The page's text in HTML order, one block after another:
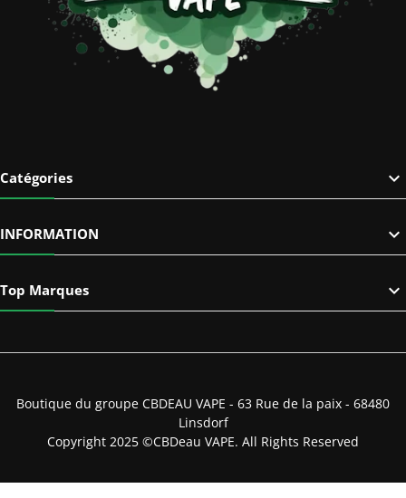
Catégories 
INFORMATION 
Top Marques 
Boutique du groupe CBDEAU VAPE - 63 Rue de la paix - 68480
Linsdorf
Copyright 2025 ©CBDeau VAPE. All Rights Reserved